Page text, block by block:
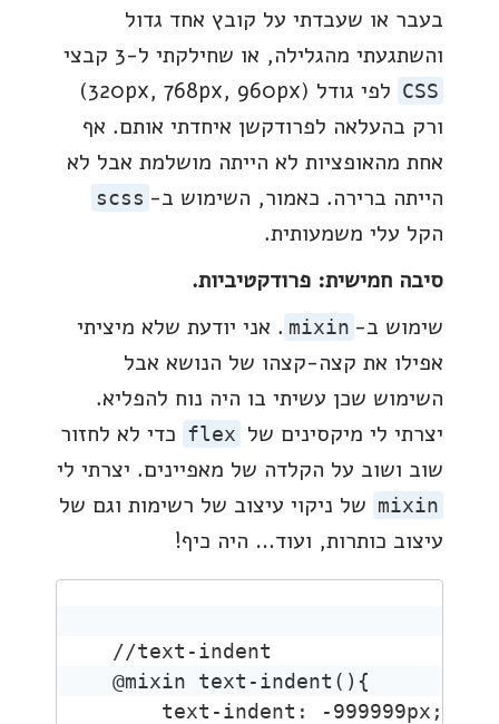
בעבר או שעבדתי על קובץ אחד גדול
והשתגעתי מהגלילה, או שחילקתי ל-3 קבצי
CSS
לפי גודל (320px, 768px, 960px)
ורק בהעלאה לפרודקשן איחדתי אותם. אף
אחת מהאופציות לא הייתה מושלמת אבל לא
הייתה ברירה. כאמור, השימוש ב- scss
הקל עלי משמעותית.
סיבה חמישית: פרודקטיביות.
שימוש ב- mixin . אני יודעת שלא מיציתי
אפילו את קצה-קצהו של הנושא אבל
השימוש שכן עשיתי בו היה נוח להפליא.
יצרתי לי מיקסינים של flex כדי לא לחזור
שוב ושוב על הקלדה של מאפיינים. יצרתי לי
mixin של ניקוי עיצוב של רשימות וגם של
עיצוב כותרות, ועוד… היה כיף!
//text-indent
@mixin text-indent(){
text-indent: -999999px;